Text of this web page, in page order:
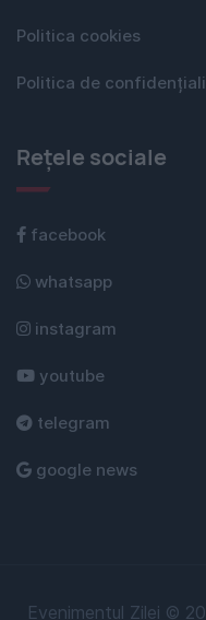
Politica cookies
Politica de
Rețele sociale
facebook
whatsapp
instagram
youtube
telegram
google news
Evenimentul Zilei ©